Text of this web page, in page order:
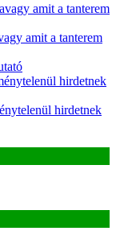
amit a tanterem
amit a tanterem
hirdetnek
hirdetnek